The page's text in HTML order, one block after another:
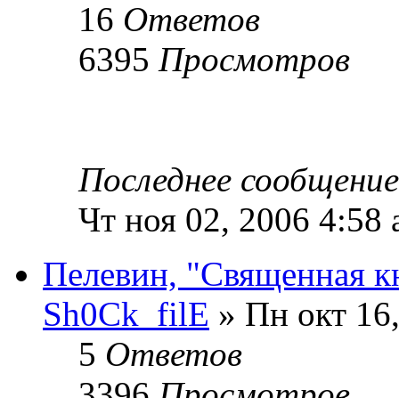
16 Ответов
6395 Просмотров
Последнее
Чт ноя 02, 2006 4:58
Пелевин, "Священная
Sh0Ck_filE » Пн окт
5 Ответов